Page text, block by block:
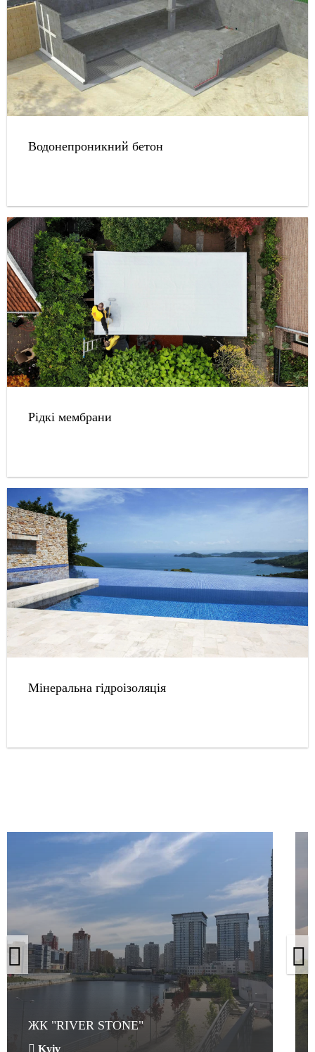
Водонепроникний бетон
Рідкі мембрани
Мінеральна гідроізоляція
ЖК "RIVER STONE"
Kyiv
ЖК "RIVER STONE"